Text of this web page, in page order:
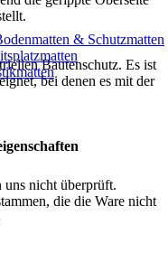
Bautenschutz. Es ist
bei denen es mit der
& Schutzmatten
nicht überprüft.
die die Ware nicht